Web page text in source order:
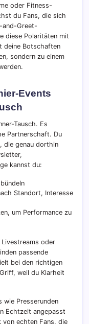
oder Fitness-
du Fans, die sich
and-Greet-
diese Polaritäten mit
deine Botschaften
sondern zu einem
Events
Tausch. Es
Partnerschaft. Du
die genau dorthin
kannst du:
Standort, Interesse
um Performance zu
oder
passende
bei den richtigen
weil du Klarheit
wie Presserunden
Echtzeit angepasst
von echten Fans, die